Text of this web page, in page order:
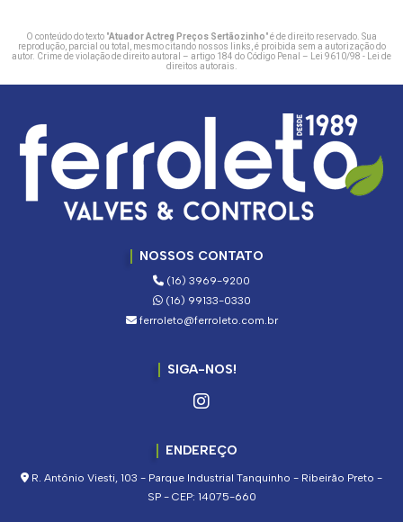
O conteúdo do texto "Atuador Actreg Preços Sertãozinho" é de direito reservado. Sua
reprodução, parcial ou total, mesmo citando nossos links, é proibida sem a autorização do
autor. Crime de violação de direito autoral – artigo 184 do Código Penal –
Lei 9610/98 - Lei de
direitos autorais
NOSSOS CONTATO
(16) 3969-9200
(16) 99133-0330
ferroleto@ferroleto.com.br
SIGA-NOS!
ENDEREÇO
R. Antônio Viesti, 103 - Parque Industrial Tanquinho - Ribeirão Preto -
SP - CEP: 14075-660